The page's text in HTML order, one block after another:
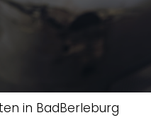
in BadBerleburg